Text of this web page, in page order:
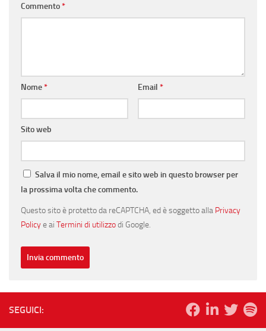
Commento*
Nome* Email *
Sito web
Salva il mio nome, email e sito web in questo browser per
la prossima volta che commento.
Questo sito è protetto da reCAPTCHA, ed è soggetto alla Privacy
Policye ai Termini di utilizzodi Google.
SEGUICI: